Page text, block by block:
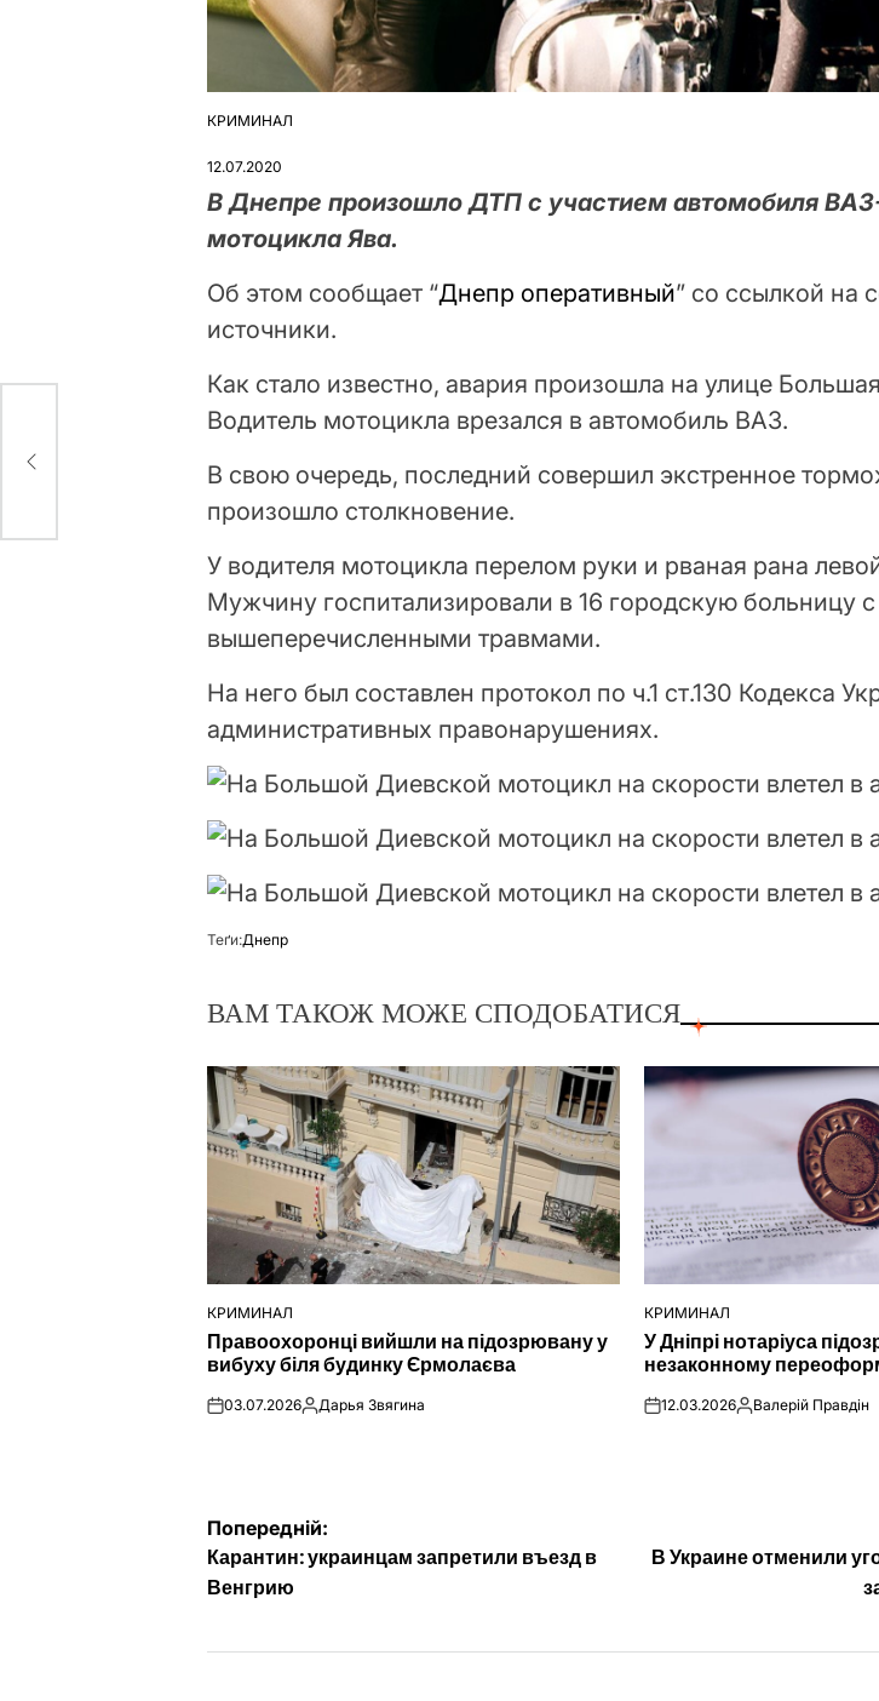
ОПУБЛІКУВАТИ
КРИМИНАЛ
12.07.2020
В Днепре произошло ДТП с участием автомобиля
мотоцикла Ява.
Об этом сообщает “Днепр оперативный” со ссылкой на
источники.
Как стало известно, авария произошла на улице
Водитель мотоцикла врезался в автомобиль ВАЗ.
В свою очередь, последний совершил экстренное
произошло столкновение.
У водителя мотоцикла перелом руки и рваная рана
Мужчину госпитализировали в 16 городскую больницу с
вышеперечисленными травмами.
На него был составлен протокол по ч.1 ст.130 Кодекса
административных правонарушениях.
Теґи:Днепр
ВАМ ТАКОЖ МОЖЕ СПОДОБАТИСЯ
ОПУБЛІКУВАТИ
КРИМИНАЛ
Правоохоронці вийшли на підозрювану у
вибуху біля будинку Єрмолаєва
on03.07.2026Опубліковано
Дарья Звягина
ОПУБЛІКУВАТИ
У
КРИМИНАЛ
У Дніпрі нотаріуса
незаконному
on12.03.2026Опубліковано
Валерій Правдін
Навігація
записів
Попередній:
Карантин: украинцам запретили въезд в
Венгрию
В Украине отменили